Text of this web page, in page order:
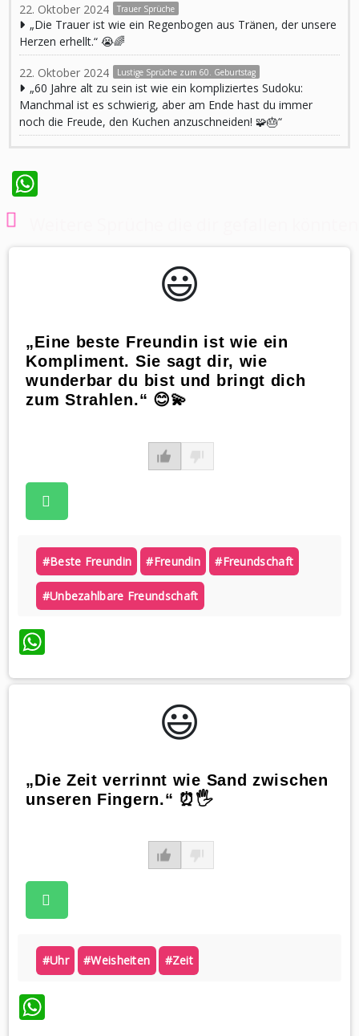
22. Oktober 2024 Trauer Sprüche
„Die Trauer ist wie ein Regenbogen aus Tränen, der unsere
Herzen erhellt.“ 😭🌈
22. Oktober 2024 Lustige Sprüche zum 60. Geburtstag
„60 Jahre alt zu sein ist wie ein kompliziertes Sudoku:
Manchmal ist es schwierig, aber am Ende hast du immer
noch die Freude, den Kuchen anzuschneiden! 🧩🎂“
😃️
„Eine beste Freundin ist wie ein
Kompliment. Sie sagt dir, wie
wunderbar du bist und bringt dich
zum Strahlen.“ 😊💫
#beste Freundin #freundin #freundschaft
#unbezahlbare Freundschaft
WhatsApp
😃️
„Die Zeit verrinnt wie Sand zwischen
unseren Fingern.“ ⏰🖐️
#uhr #weisheiten #zeit
WhatsApp